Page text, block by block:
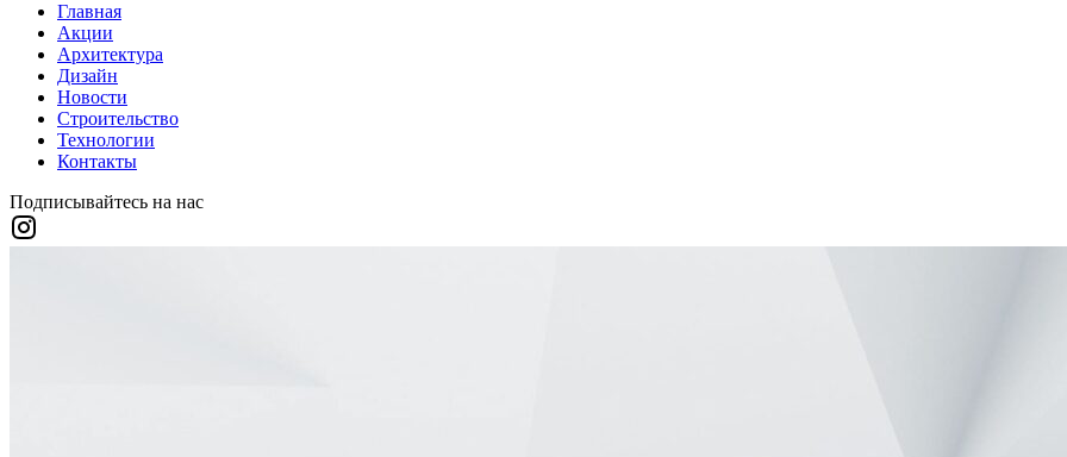
Главная
Акции
Архитектура
Дизайн
Новости
Строительство
Технологии
Контакты
Подписывайтесь на нас